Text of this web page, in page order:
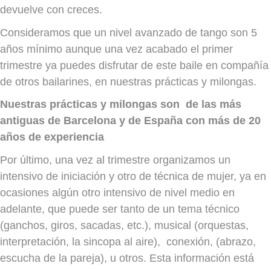
devuelve con creces.
Consideramos que un nivel avanzado de tango son 5
años mínimo aunque una vez acabado el primer
trimestre ya puedes disfrutar de este baile en compañía
de otros bailarines, en nuestras prácticas y milongas.
Nuestras prácticas y milongas son de las más
antiguas de Barcelona y de España con más de 20
años de experiencia
Por último, una vez al trimestre organizamos un
intensivo de iniciación y otro de técnica de mujer, ya en
ocasiones algún otro intensivo de nivel medio en
adelante, que puede ser tanto de un tema técnico
(ganchos, giros, sacadas, etc.), musical (orquestas,
interpretación, la sincopa al aire), conexión, (abrazo,
escucha de la pareja), u otros. Esta información está